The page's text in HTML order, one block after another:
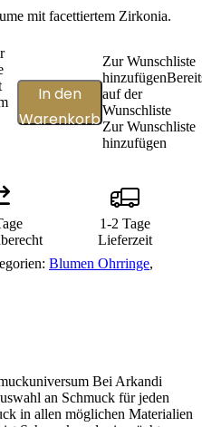
mit facettiertem Zirkonia.
In den
Warenkorb
Zur Wunschliste
hinzufügen
auf der
Wunschliste
Zur Wunschliste
hinzufügen
1-2 Tage
Lieferzeit
Blumen Ohrringe,
Bei Arkandi
an Schmuck für jeden
in allen möglichen Materialien